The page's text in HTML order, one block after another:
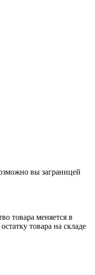
вы заграницей
товара меняется в
товара на складе